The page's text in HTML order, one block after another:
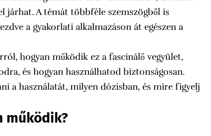
járhat. A témát többféle szemszögből is
a gyakorlati alkalmazáson át egészen a
hogyan működik ez a fascinálő vegyület,
és hogyan használhatod biztonságosan.
a használatát, milyen dózisban, és mire figyelj
működik?